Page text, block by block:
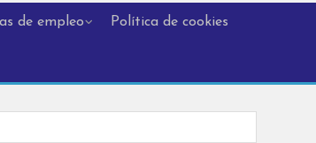
de empleo Política de cookies